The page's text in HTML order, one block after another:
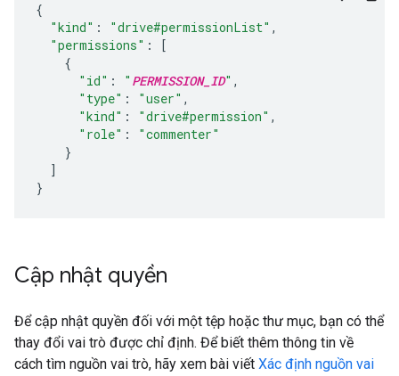
{
"kind" : "drive#permissionList" ,
"permissions" :
[
{
"id" : " PERMISSION_ID" ,
"type" : "user" ,
"kind" : "drive#permission" ,
"role" :
"commenter"
}
]
}
Cập nhật quyền
Để cập nhật quyền đối với một tệp hoặc thư mục, bạn có thể
thay đổi vai trò được chỉ định. Để biết thêm thông tin về
cách tìm nguồn vai trò, hãy xem bài viết Xác định nguồn vai